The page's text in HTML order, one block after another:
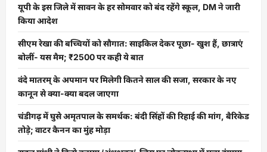
यूपी के इस जिले में सावन के हर सोमवार को बंद रहेंगे स्कूल, DM ने जारी
किया आदेश
सीएम रेखा की बच्चियों को सौगात: साइकिल देकर पूछा- खुश हैं, छात्राएं
बोलीं- यस मैम; ₹2500 पर कही ये बात
वंदे मातरम् के अपमान पर मिलेगी कितने साल की सजा, सरकार के नए
कानून से क्या-क्या बदल जाएगा
चंडीगढ़ में घुसे अमृतपाल के समर्थक: बंदी सिंहों की रिहाई की मांग, बैरिकेड
तोड़े; वाटर कैनन का मुंह मोड़ा